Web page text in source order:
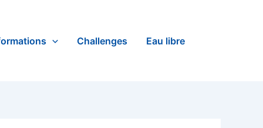
Challenges Eau libre